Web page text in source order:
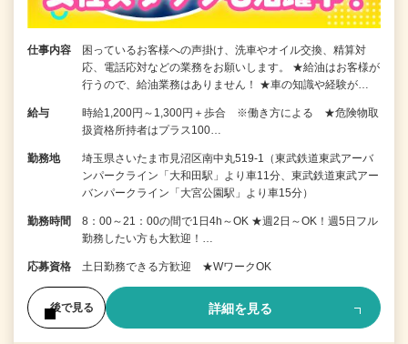
仕事内容
困っているお客様への声掛け、洗車やオイル交換、精算対
応、電話応対などの業務をお願いします。 ★給油はお客様が
行うので、給油業務はありません！ ★車の知識や経験が…
給与
時給1,200円～1,300円＋歩合 ※働き方による ★危険物取
扱資格所持者はプラス100…
勤務地
埼玉県さいたま市見沼区南中丸519-1（東武鉄道東武アーバ
ンパークライン「大和田駅」より車11分、東武鉄道東武アー
バンパークライン「大宮公園駅」より車15分）
勤務時間
8：00～21：00の間で1日4h～OK ★週2日～OK！週5日フル
勤務したい方も大歓迎！…
応募資格 土日勤務できる方歓迎 ★WワークOK
後で見る 詳細を見る